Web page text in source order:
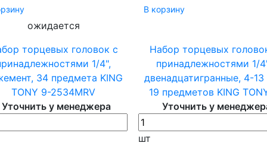
ожидается
В корзину
торцевых головок с
1/4",
34 предмета KING
TONY 9-2534MRV
Уточнить у менеджера
Набор торцевых
принадлежностями 1/
двенадцатигранные, 4-
19 предметов KING
Уточнить у
шт